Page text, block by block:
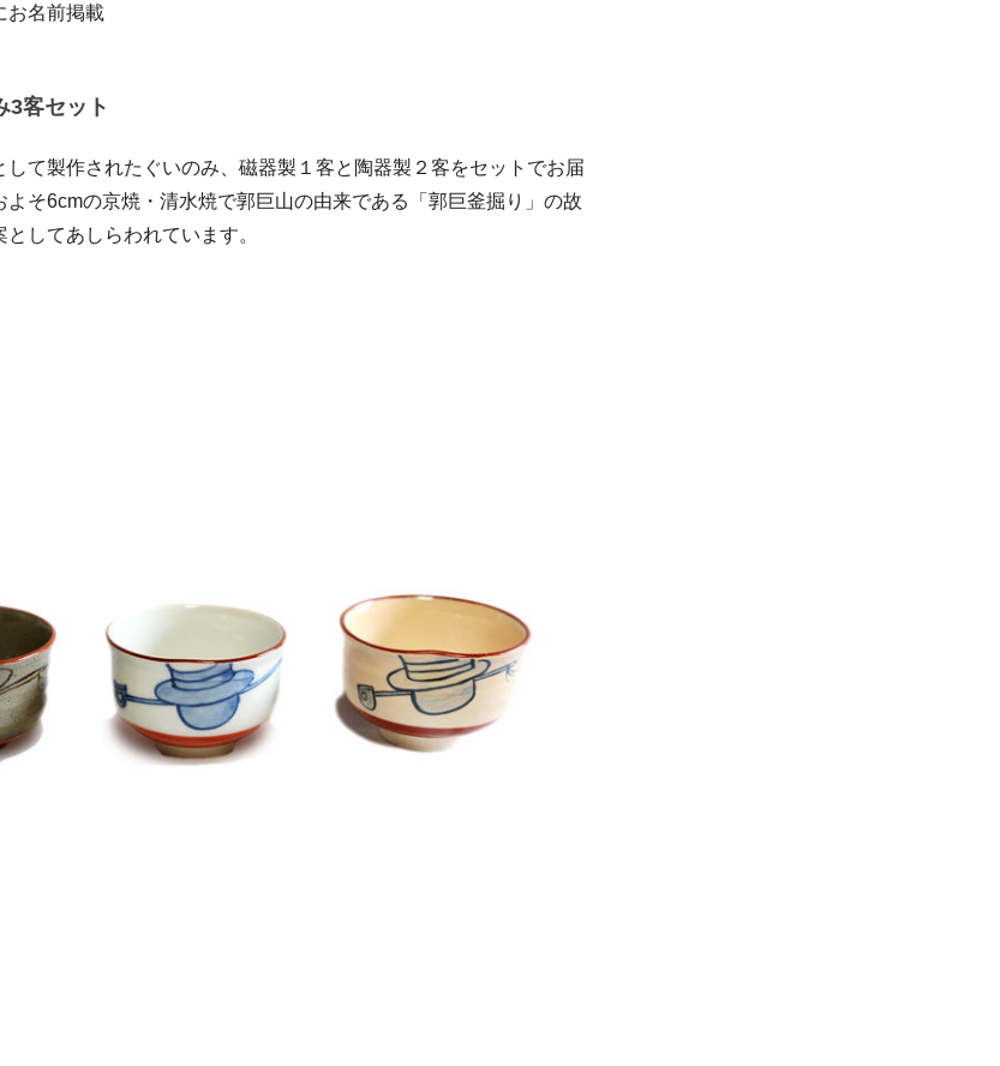
お名前掲載
3客セット
て製作されたぐいのみ、磁器製１客と陶器製２客をセットでお届
よそ6cmの京焼・清水焼で郭巨山の由来である「郭巨釜掘り」の故
してあしらわれています。